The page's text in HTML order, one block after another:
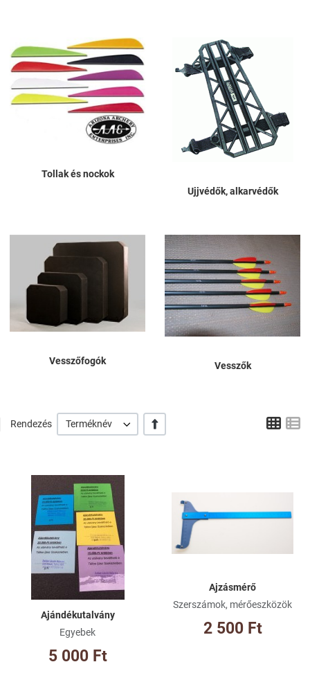
Tollak és nockok
Ujjvédők, alkarvédők
Vesszőfogók Vesszők
Rendezés Terméknév +/- Grid
Összehasonlításhoz adom
Gyorsnézet
Ajándékutalvány
Egyebek
5 000 Ft
Ajzásmérő
Szerszámok, mérőeszközök
2 500 Ft